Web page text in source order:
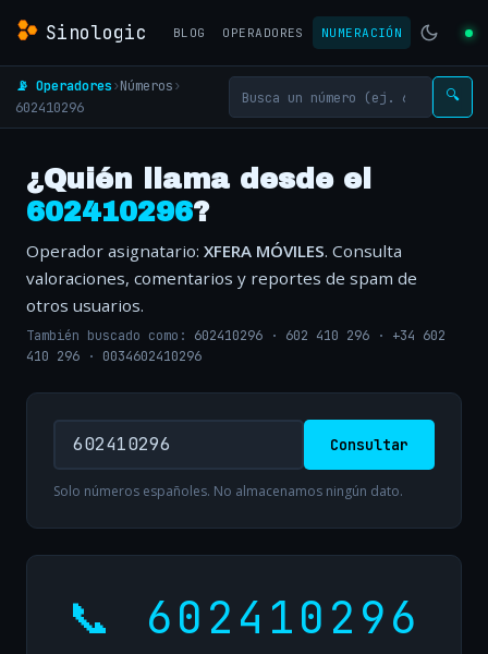
Sinologic BLOG OPERADORES NUMERACIÓN
📡 Operadores›Números›
602410296
🔍
¿Quién llama desde el
602410296?
Operador asignatario: XFERA MÓVILES. Consulta
valoraciones, comentarios y reportes de spam de
otros usuarios.
También buscado como: 602410296 · 602 410 296 · +34 602
410 296 · 0034602410296
Consultar
Solo números españoles. No almacenamos ningún dato.
📞 602410296